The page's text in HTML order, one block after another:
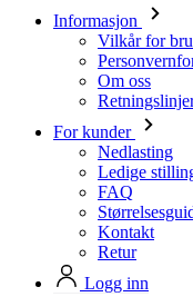
Informasjon
Vilkår for
Om oss
For kunder
Nedlasting
Ledige
FAQ
Kontakt
Retur
Logg inn